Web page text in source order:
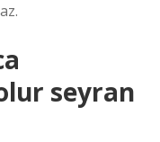
seyran